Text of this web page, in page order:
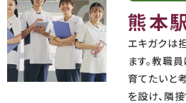
熊本
エキガクは
ます。教職
育てたいと
を設け、隣